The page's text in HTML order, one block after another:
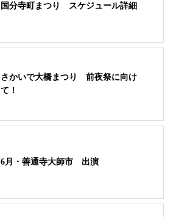
国分寺町まつり スケジュール詳細
さかいで大橋まつり 前夜祭に向け
て！
6月・善通寺大師市 出演